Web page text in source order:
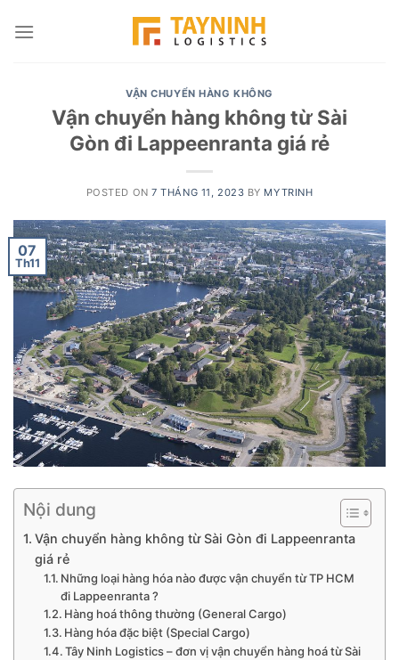
VẬN CHUYỂN HÀNG KHÔNG
Vận chuyển hàng không từ Sài
Gòn đi Lappeenranta giá rẻ
POSTED ON7 THÁNG 11, 2023 BY MYTRINH
07
Th11
Nội dung
Vận chuyển hàng không từ Sài Gòn đi Lappeenranta
giá rẻ
Những loại hàng hóa nào được vận chuyển từ TP HCM
đi Lappeenranta ?
Hàng hoá thông thường (General Cargo)
Hàng hóa đặc biệt (Special Cargo)
Tây Ninh Logistics – đơn vị vận chuyển hàng hoá từ Sài